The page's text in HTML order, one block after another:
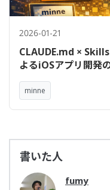
2026-01-21
CLAUDE.md ×
よるiOSアプリ開発
minne
書いた人
fumy